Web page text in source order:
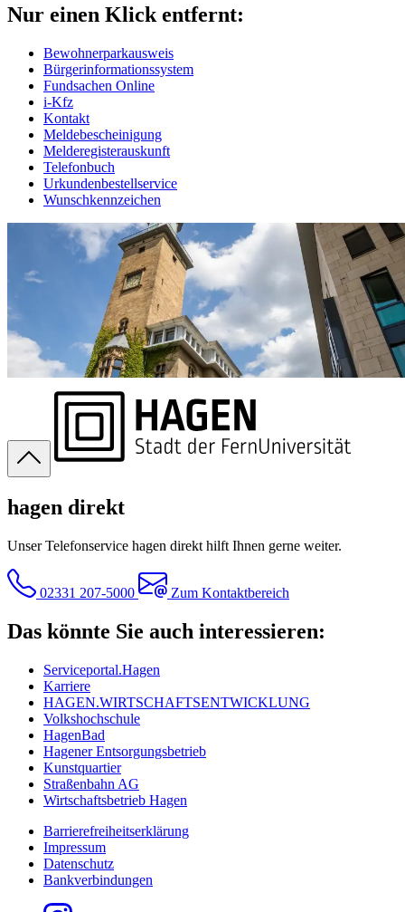
Nur einen Klick entfernt:
Bewohnerparkausweis
Bürgerinformationssystem
Fundsachen Online
i-Kfz
Kontakt
Meldebescheinigung
Melderegisterauskunft
Telefonbuch
Urkundenbestellservice
Wunschkennzeichen
hagen direkt
Unser Telefonservice hagen direkt hilft Ihnen gerne weiter.
02331 207-5000 Zum Kontaktbereich
Das könnte Sie auch interessieren:
Serviceportal.Hagen
Karriere
HAGEN.WIRTSCHAFTSENTWICKLUNG
Volkshochschule
HagenBad
Hagener Entsorgungsbetrieb
Kunstquartier
Straßenbahn AG
Wirtschaftsbetrieb Hagen
Barrierefreiheitserklärung
Impressum
Datenschutz
Bankverbindungen